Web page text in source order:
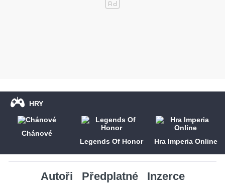
HRY
Chánové
Legends Of Honor
Hra Imperia Online
Autoři Předplatné Inzerce